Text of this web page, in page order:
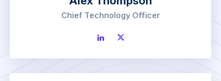
Chief Technology Officer